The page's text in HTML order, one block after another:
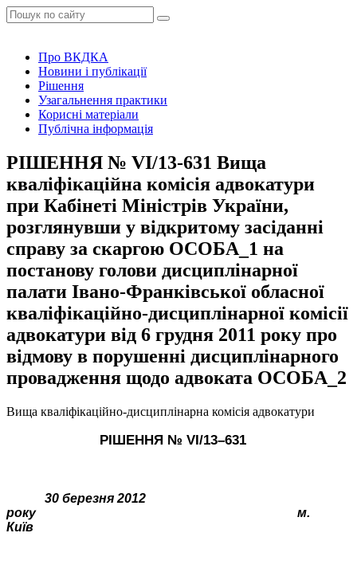
Про ВКДКА
Новини і публікації
Рішення
Узагальнення практики
Корисні матеріали
Публічна інформація
РІШЕННЯ № VІ/13-631 Вища
кваліфікаційна комісія адвокатури
при Кабінеті Міністрів України,
розглянувши у відкритому засіданні
справу за скаргою ОСОБА_1 на
постанову голови дисциплінарної
палати Івано-Франківської обласної
кваліфікаційно-дисциплінарної комісії
адвокатури від 6 грудня 2011 року про
відмову в порушенні дисциплінарного
провадження щодо адвоката ОСОБА_2
Вища кваліфікаційно-дисциплінарна комісія адвокатури
РІШЕННЯ № VІ/13–631
30 березня 2012
року
м.
Київ